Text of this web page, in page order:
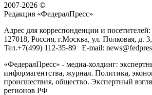
2007-2026 ©
Редакция «ФедералПресс»
Адрес для корреспонденции и посетителей:
127018, Россия, г.Москва, ул. Полковая, д.
Тел.+7(499) 112-35-89 E-mail:
«ФедералПресс» - медиа-холдинг:
информагентства, журнал. Политика,
происшествия, общество. Экспертный
регионов РФ